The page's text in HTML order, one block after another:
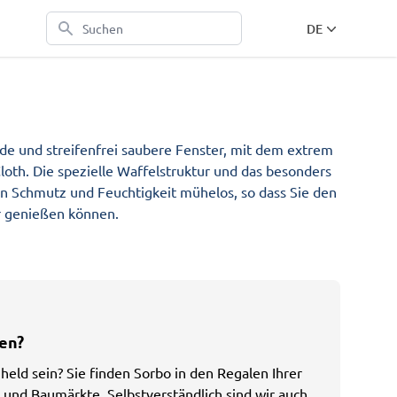
Suchen DE
FR
und streifenfrei saubere Fenster, mit dem extrem
und streifenfrei saubere Fenster, mit dem extrem
Die spezielle Waffelstruktur und das besonders
und Feuchtigkeit mühelos, so dass Sie den
können.
sein? Sie finden Sorbo in den Regalen Ihrer
Baumärkte. Selbstverständlich sind wir auch